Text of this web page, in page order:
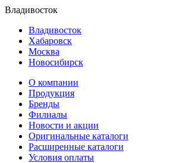
Владивосток
Владивосток
Хабаровск
Москва
Новосибирск
О компании
Продукция
Бренды
Филиалы
Новости и акции
Оригинальные каталоги
Расширенные каталоги
Условия оплаты